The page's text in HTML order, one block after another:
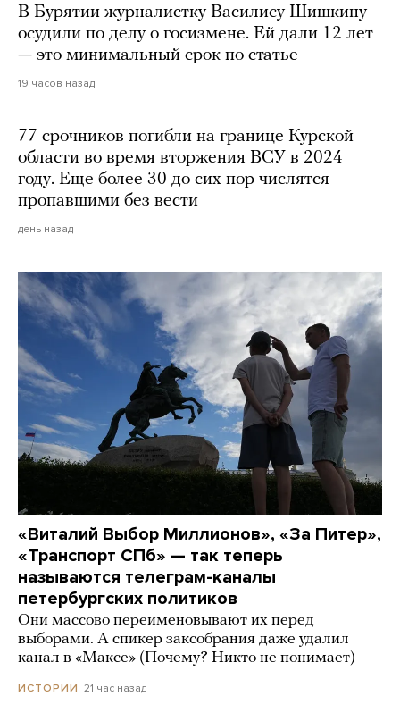
В Бурятии журналистку Василису Шишкину
осудили по делу о госизмене. Ей дали 12 лет
— это минимальный срок по статье
19 часов назад
77 срочников погибли на границе Курской
области во время вторжения ВСУ в 2024
году. Еще более 30 до сих пор числятся
пропавшими без вести
день назад
«Виталий Выбор Миллионов», «За Питер»,
«Транспорт СПб» — так теперь
называются телеграм-каналы
петербургских политиков
Они массово переименовывают их перед
выборами. А спикер заксобрания даже удалил
канал в «Максе» (Почему? Никто не понимает)
ИСТОРИИ 21 час назад